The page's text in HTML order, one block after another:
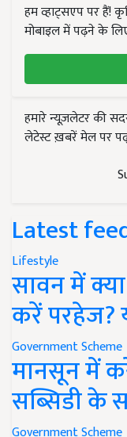
हम व्हाट्सएप पर हैं!
मोबाइल में पढ़ने के
हमारे न्यूज़लेटर की
लेटेस्ट ख़बरें मेल पर
Latest
Lifestyle
सावन में
करें परहेज?
Government Scheme
मानसून में
सब्सिडी के
Government Scheme